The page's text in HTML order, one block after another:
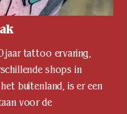
jaar tattoo ervaring,
shops in
buitenland, is er een
voor de